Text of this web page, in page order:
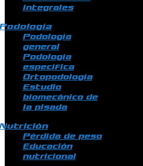
integrales
Podología
general
Podología
específica
Ortopodología
Estudio
biomecánico de
la pisada
Pérdida de peso
Educación
nutricional